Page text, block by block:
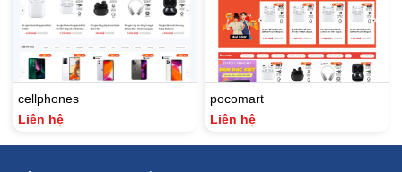
cellphones
Liên hệ
pocomart
Liên hệ